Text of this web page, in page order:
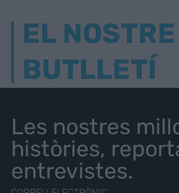
EL NOSTRE
BUTLLETÍ
Les nostres
històries,
entrevistes.